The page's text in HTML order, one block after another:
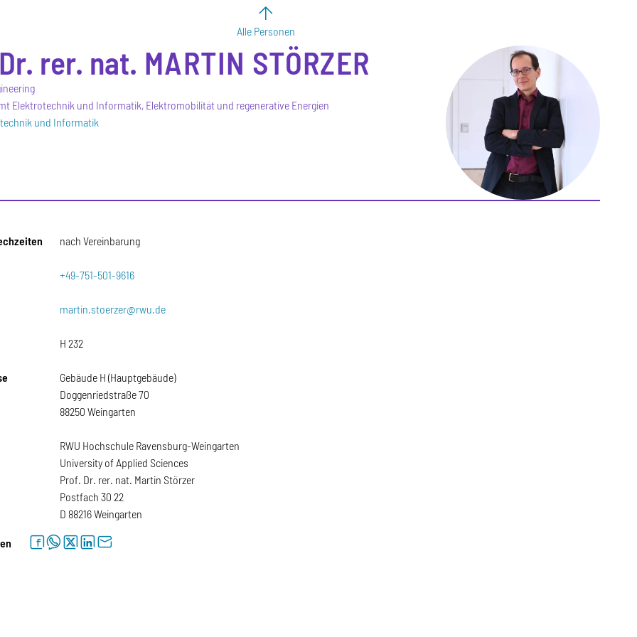
Alle Personen
rer. nat. MARTIN STÖRZER
Elektrotechnik und Informatik, Elektromobilität und regenerative Energien
und Informatik
nach Vereinbarung
+49-751-501-9616
martin.stoerzer@rwu.de
H 232
Gebäude H (Hauptgebäude)
Doggenriedstraße 70
88250 Weingarten
RWU Hochschule Ravensburg-Weingarten
University of Applied Sciences
Prof. Dr. rer. nat. Martin Störzer
Postfach 30 22
D 88216 Weingarten
facebookwhatsapptwitterlinkedinletter